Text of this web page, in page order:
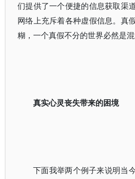
们提供了一个便捷的信息获取渠
网络上充斥着各种虚假信息。真
糊，一个真假不分的世界必然是混
真实心灵丧失带来的困境
下面我举两个例子来说明当